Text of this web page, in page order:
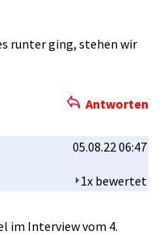
runter ging, stehen wir
Antworten
05.08.22 06:47
1x bewertet
im Interview vom 4.